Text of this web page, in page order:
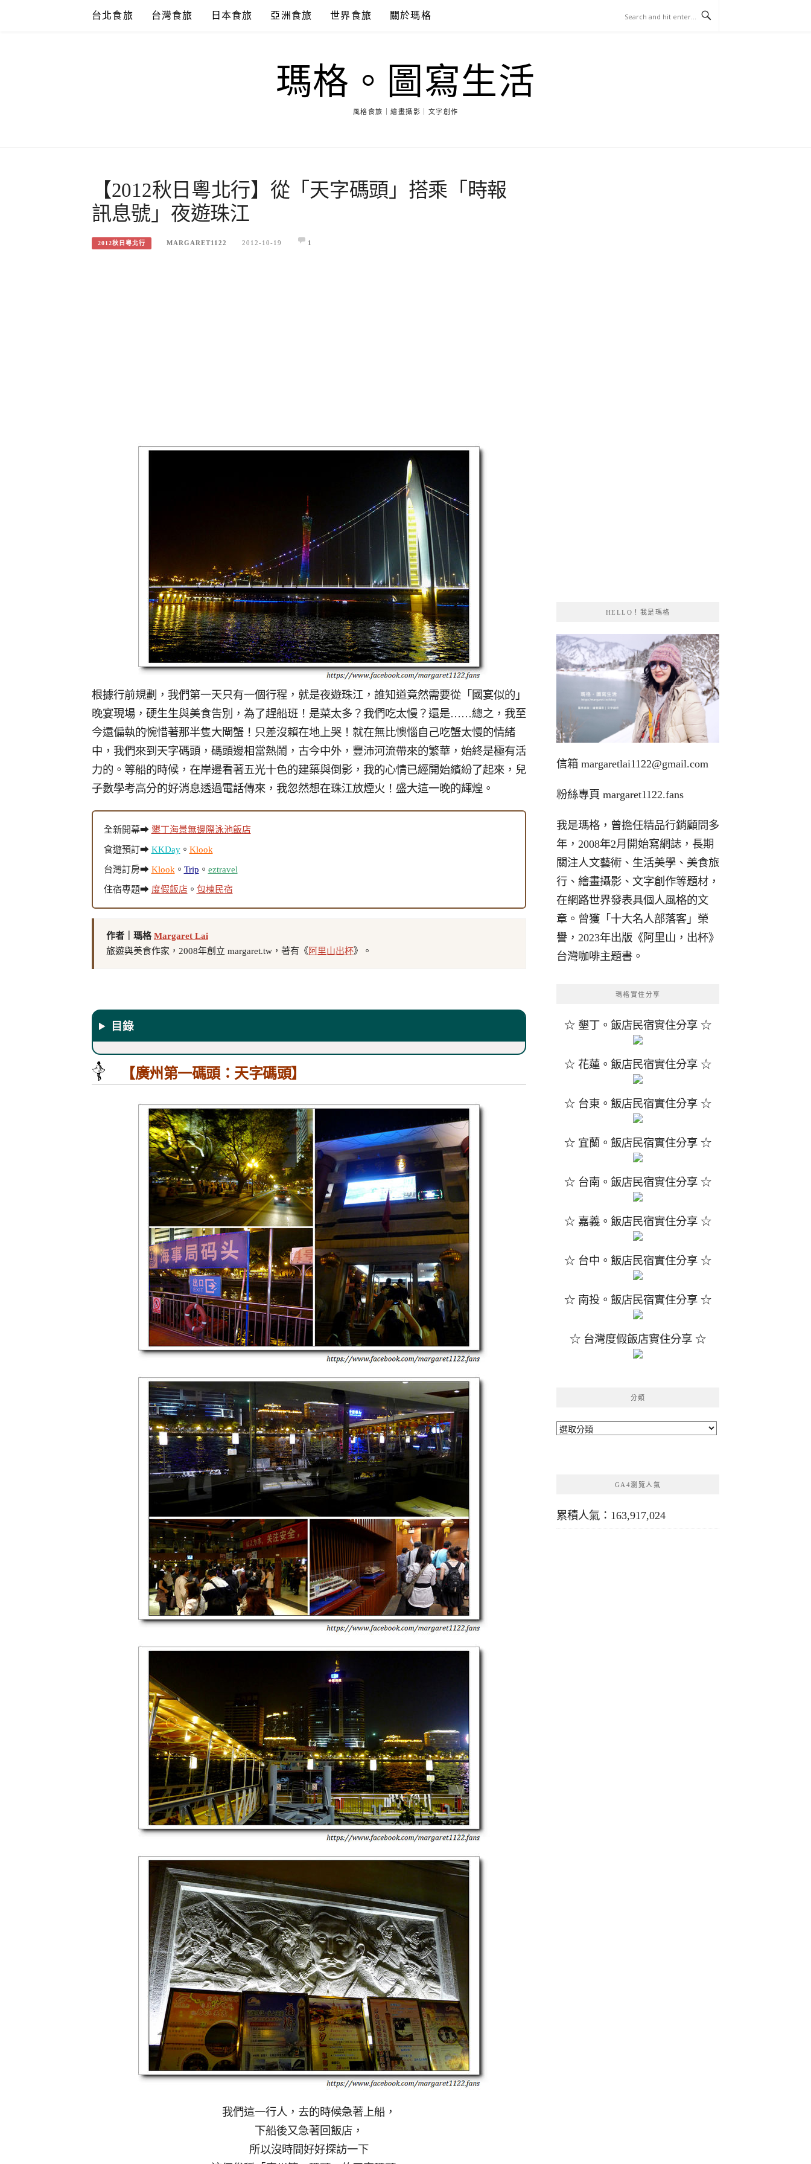
台北食旅 台灣食旅 日本食旅 亞洲食旅 世界食旅 關於瑪格
瑪格。圖寫生活
風格食旅｜繪畫攝影｜文字創作
【2012秋日粵北行】從「天字碼頭」搭乘「時報
訊息號」夜遊珠江
2012秋日粵北行 MARGARET1122 2012-10-19 1
根據行前規劃，我們第一天只有一個行程，就是夜遊珠江，誰知道竟然需要從「國宴似的」
晚宴現場，硬生生與美食告別，為了趕船班！是菜太多？我們吃太慢？還是……總之，我至
今還偏執的惋惜著那半隻大閘蟹！只差沒賴在地上哭！就在無比懊惱自己吃蟹太慢的情緒
中，我們來到天字碼頭，碼頭邊相當熱鬧，古今中外，豐沛河流帶來的繁華，始終是極有活
力的。等船的時候，在岸邊看著五光十色的建築與倒影，我的心情已經開始繽紛了起來，兒
子數學考高分的好消息透過電話傳來，我忽然想在珠江放煙火！盛大這一晚的輝煌。
全新開幕➡ 墾丁海景無邊際泳池飯店
食遊預訂➡ KKDay。 Klook
台灣訂房➡ Klook 。 Trip 。 eztravel
住宿專題➡ 度假飯店。 包棟民宿
作者｜瑪格Margaret Lai
旅遊與美食作家，2008年創立 margaret.tw，著有《阿里山出杯》。
目錄
【廣州第一碼頭：天字碼頭】
我們這一行人，去的時候急著上船，
下船後又急著回飯店，
所以沒時間好好探訪一下
HELLO！我是瑪格
信箱 margaretlai1122@gmail.com
粉絲專頁 margaret1122.fans
我是瑪格，曾擔任精品行銷顧問多
年，2008年2月開始寫網誌，長期
關注人文藝術、生活美學、美食旅
行、繪畫攝影、文字創作等題材，
在網路世界發表具個人風格的文
章。曾獲「十大名人部落客」榮
譽，2023年出版《阿里山，出杯》
台灣咖啡主題書。
瑪格實住分享
☆ 墾丁。飯店民宿實住分享 ☆
☆ 花蓮。飯店民宿實住分享 ☆
☆ 台東。飯店民宿實住分享 ☆
☆ 宜蘭。飯店民宿實住分享 ☆
☆ 台南。飯店民宿實住分享 ☆
☆ 嘉義。飯店民宿實住分享 ☆
☆ 台中。飯店民宿實住分享 ☆
☆ 南投。飯店民宿實住分享 ☆
☆ 台灣度假飯店實住分享 ☆
分類
分
GA4瀏覽人氣
累積人氣：163,917,024